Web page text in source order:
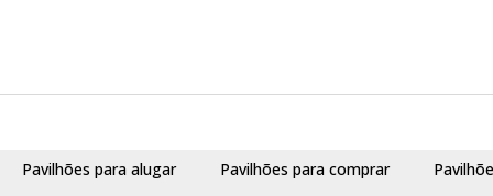
Colonial (1)
Mathias Velho (1)
Pavilhões para alugar Pavilhões para comprar